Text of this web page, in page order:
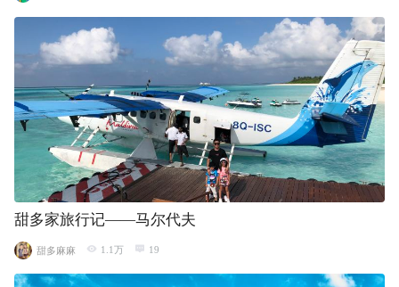
甜多家旅行记——马尔代夫
甜多麻麻 1.1万 19